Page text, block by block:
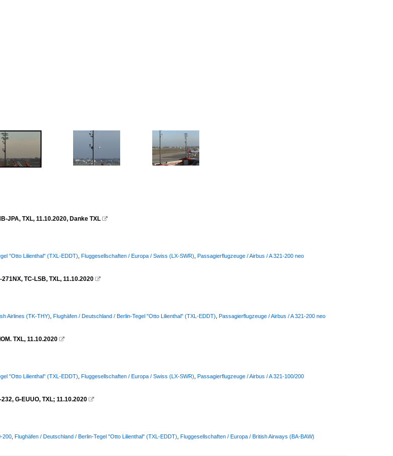
JPA, TXL, 11.10.2020, Danke TXL 
"Otto Lilienthal" (TXL-EDDT) Fluggesellschaften / Europa / Swiss (LX-SWR) Passagierflugzeuge / Airbus / A 321-200 neo
TC-LSB, TXL, 11.10.2020 
Airlines (TK-THY) Flughäfen / Deutschland / Berlin-Tegel "Otto Lilienthal" (TXL-EDDT) Passagierflugzeuge / Airbus / A 321-200 neo
TXL, 11.10.2020 
"Otto Lilienthal" (TXL-EDDT) Fluggesellschaften / Europa / Swiss (LX-SWR) Passagierflugzeuge / Airbus / A 321-100/200
G-EUUO, TXL; 11.10.2020 
200 Flughäfen / Deutschland / Berlin-Tegel "Otto Lilienthal" (TXL-EDDT) Fluggesellschaften / Europa / British Airways (BA-BAW)